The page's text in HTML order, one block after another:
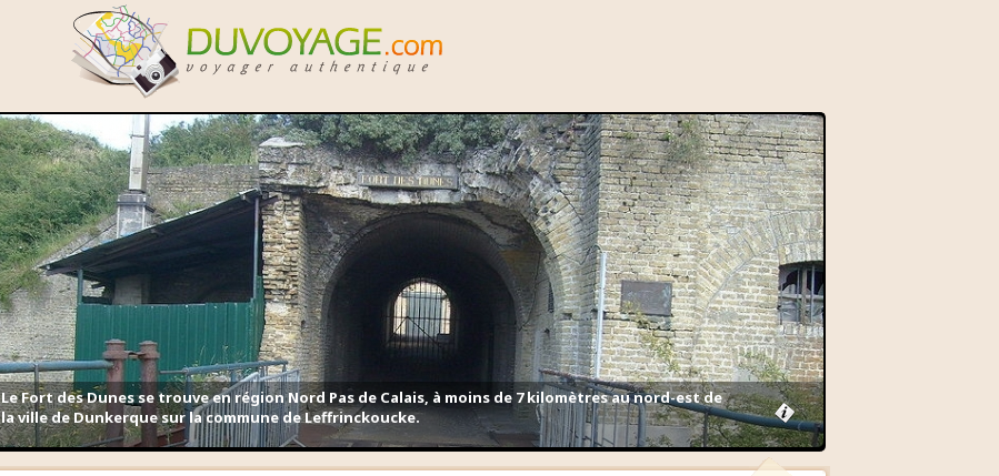
Le Fort des Dunes se trouve en région Nord Pas de Calais, à moins de 7 kilomètres au nord-est de
la ville de Dunkerque sur la commune de Leffrinckoucke.